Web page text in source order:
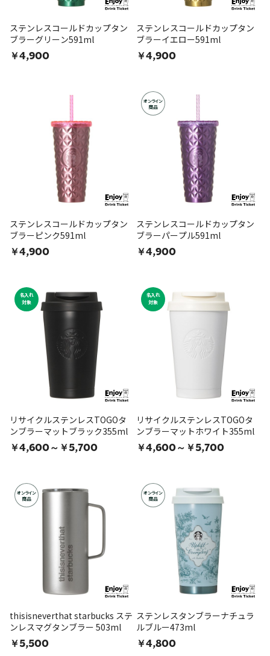
ステンレスコールドカップタン
ブラーグリーン591ml
￥4,900
ステンレスコールドカップタン
ブラーイエロー591ml
￥4,900
ステンレスコールドカップタン
ブラーピンク591ml
￥4,900
オンライン
商品
ステンレスコールドカップタン
ブラーパープル591ml
￥4,900
名入れ
対象
リサイクルステンレスTOGOタ
ンブラーマットブラック355ml
￥4,600～￥5,700
名入れ
対象
リサイクルステンレスTOGOタ
ンブラーマットホワイト355ml
￥4,600～￥5,700
オンライン
商品
thisisneverthat starbucks ステ
ンレスマグタンブラー 503ml
￥5,500
オンライン
商品
ステンレスタンブラーナチュラ
ルブルー473ml
￥4,800